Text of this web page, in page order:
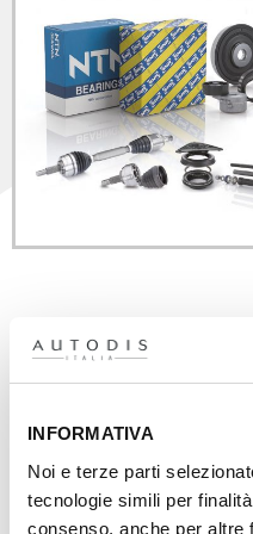
INFORMATIVA
Noi e terze parti
tecnologie simili per
consenso, anche per altre
In 100 anni di passione
continuaNTNè
in Europaper la